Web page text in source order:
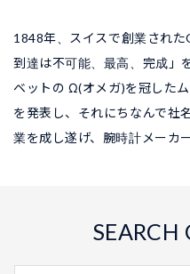
1848年、スイスで創業され
到達は不可能、最高、完成」
ベットの Ω(オメガ)を冠した
を発表し、それにちなんで社
業を成し遂げ、腕時計メーカ